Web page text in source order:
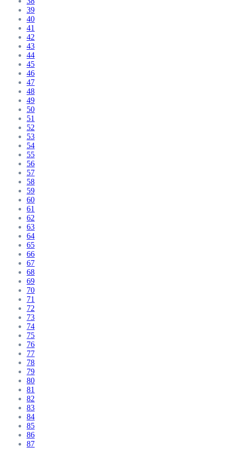
39
40
41
42
43
44
45
46
47
48
49
50
51
52
53
54
55
56
57
58
59
60
61
62
63
64
65
66
67
68
69
70
71
72
73
74
75
76
77
78
79
80
81
82
83
84
85
86
87